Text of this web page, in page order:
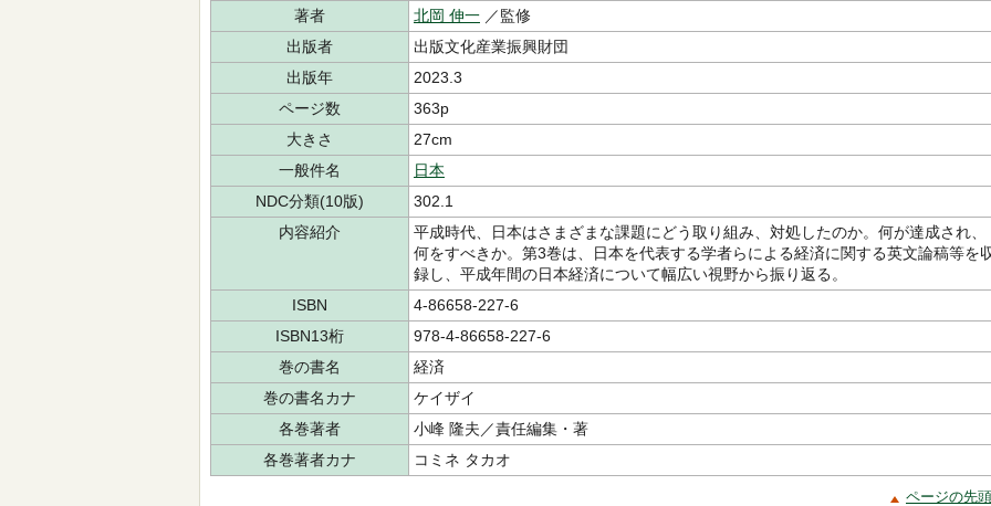
著者
北岡 伸一 ／監修
出版者
出版文化産業振興財団
出版年
2023.3
ページ数
363p
大きさ
27cm
一般件名
日本
NDC分類(10版)
302.1
内容紹介
平成時代、日本はさまざまな課題にどう取り組み、対処したのか。何が達成され、
何をすべきか。第3巻は、日本を代表する学者らによる経済に関する英文論稿等を
録し、平成年間の日本経済について幅広い視野から振り返る。
ISBN
4-86658-227-6
ISBN13桁
978-4-86658-227-6
巻の書名
経済
巻の書名カナ
ケイザイ
各巻著者
小峰 隆夫／責任編集・著
各巻著者カナ
コミネ タカオ
ページの先